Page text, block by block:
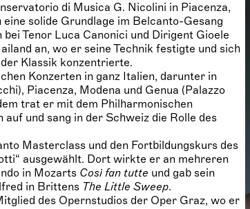
di Musica G. Nicolini in Piacenza,
solide Grundlage im Belcanto-Gesang
Tenor Luca Canonici und Dirigent Gioele
an, wo er seine Technik festigte und sich
Klassik konzentrierte.
Konzerten in ganz Italien, darunter in
Piacenza, Modena und Genua (Palazzo
trat er mit dem Philharmonischen
und sang in der Schweiz die Rolle des
Masterclass und den Fortbildungskurs des
ausgewählt. Dort wirkte er an mehreren
in Mozarts Così fan tutte und gab sein
in Brittens The Little Sweep.
des Opernstudios der Oper Graz, wo er